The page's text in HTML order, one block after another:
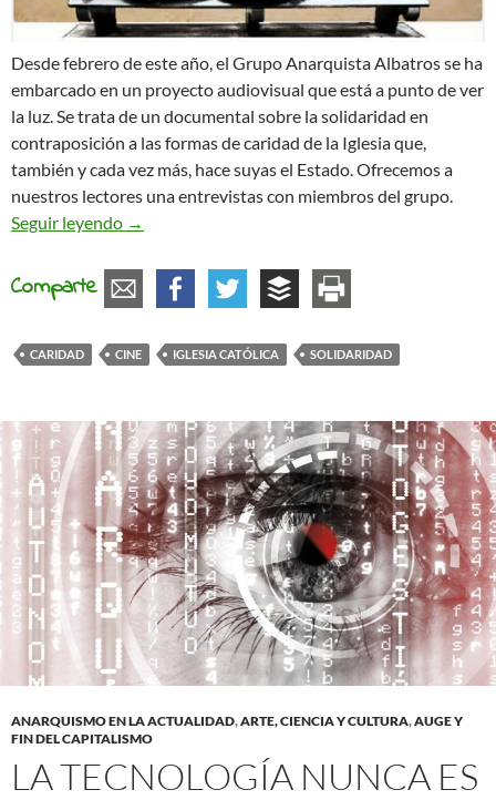
Desde febrero de este año, el Grupo Anarquista Albatros se ha
embarcado en un proyecto audiovisual que está a punto de ver
la luz. Se trata de un documental sobre la solidaridad en
contraposición a las formas de caridad de la Iglesia que,
también y cada vez más, hace suyas el Estado. Ofrecemos a
nuestros lectores una entrevistas con miembros del grupo.
Seguir leyendo Ouróboros: La espiral de la pobreza
→
Comparte
CARIDAD CINE IGLESIA CATÓLICA SOLIDARIDAD
ANARQUISMO EN LA ACTUALIDAD,ARTE, CIENCIA Y CULTURA,AUGE Y
FIN DEL CAPITALISMO
LA TECNOLOGÍA NUNCA ES